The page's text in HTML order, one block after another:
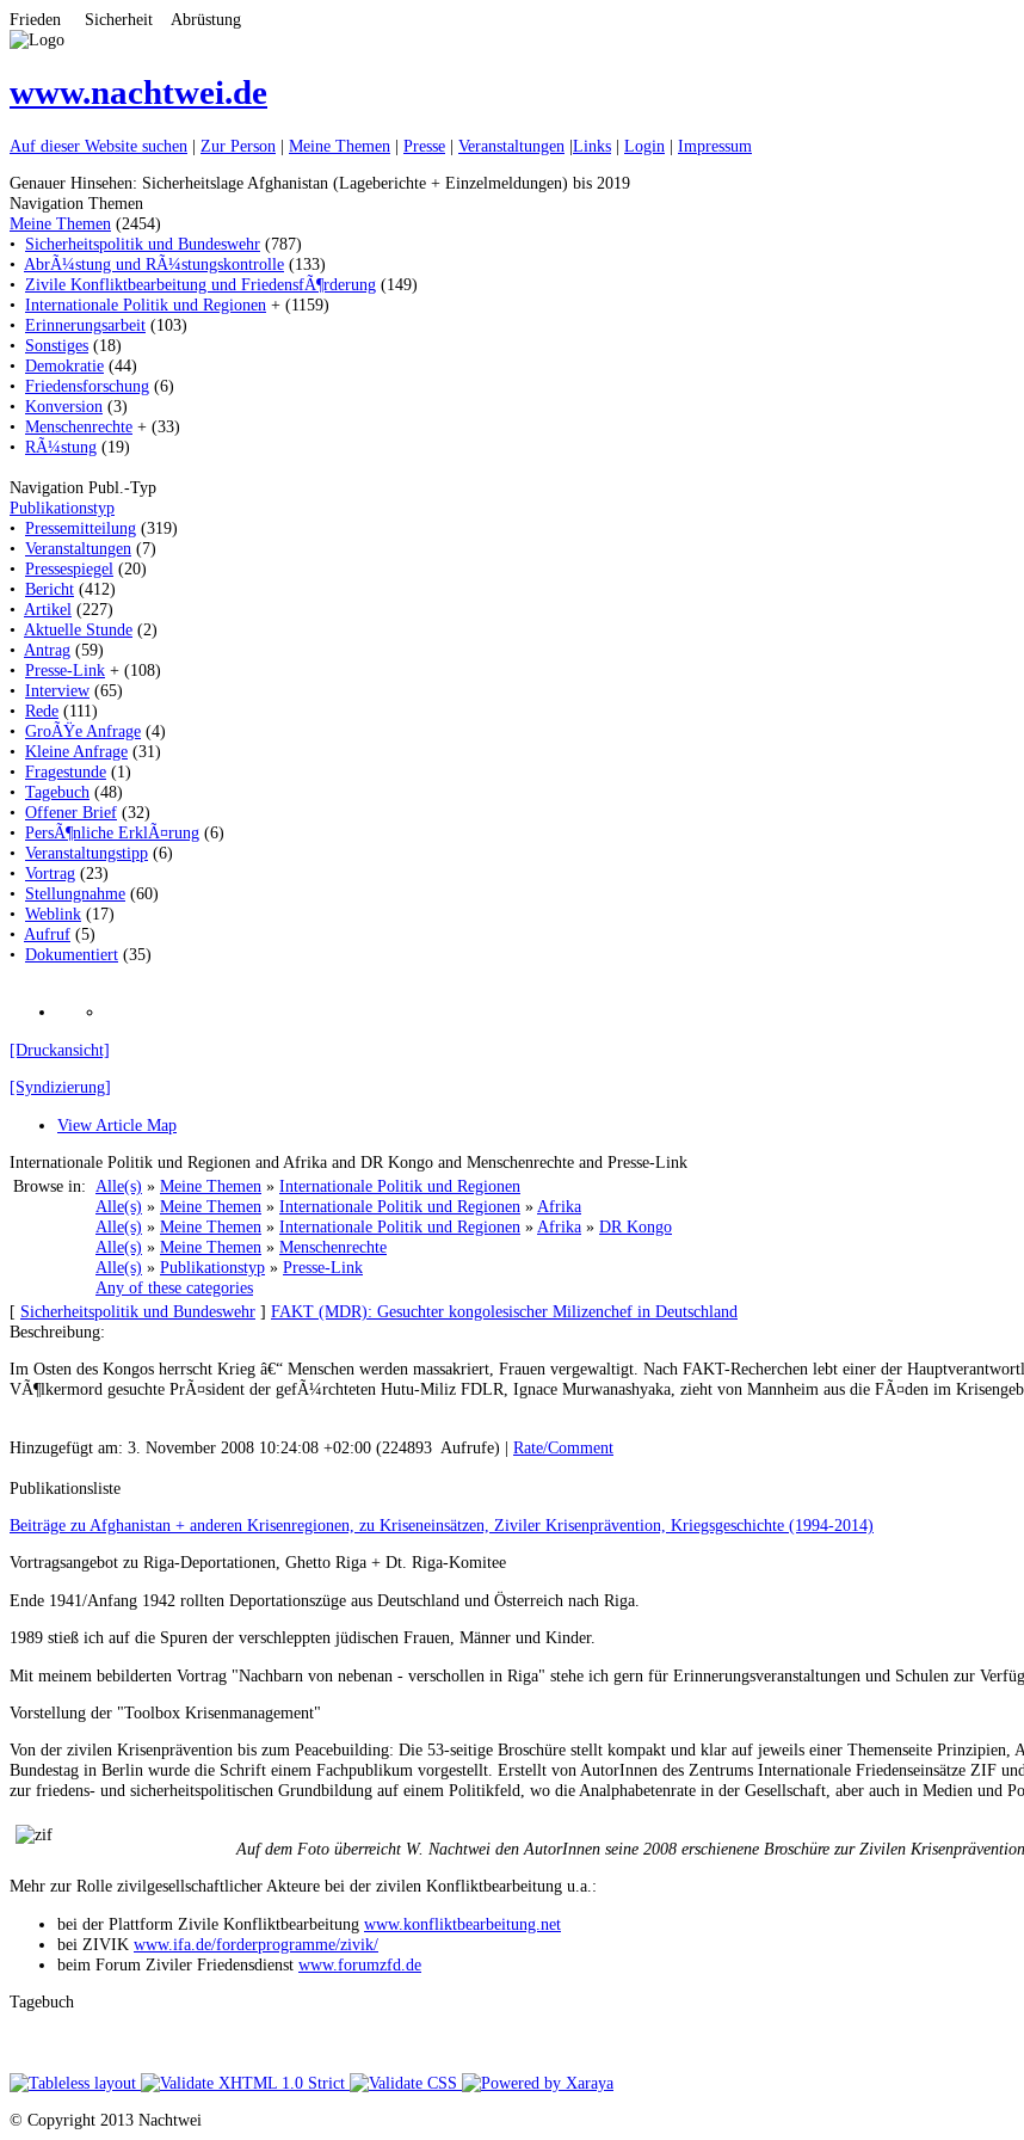
Frieden Sicherheit Abrüstung
www.nachtwei.de
Auf dieser Website suchen | Zur Person | Meine Themen | Presse | Veranstaltungen |Links | Login | Impressum
Genauer Hinsehen: Sicherheitslage Afghanistan (Lageberichte + Einzelmeldungen) bis 2019
Navigation Themen
Meine Themen (2454)
• Sicherheitspolitik und Bundeswehr (787)
• AbrÃ¼stung und RÃ¼stungskontrolle (133)
• Zivile Konfliktbearbeitung und FriedensfÃ¶rderung (149)
• Internationale Politik und Regionen + (1159)
• Erinnerungsarbeit (103)
• Sonstiges (18)
• Demokratie (44)
• Friedensforschung (6)
• Konversion (3)
• Menschenrechte + (33)
• RÃ¼stung (19)
Navigation Publ.-Typ
Publikationstyp
• Pressemitteilung (319)
• Veranstaltungen (7)
• Pressespiegel (20)
• Bericht (412)
• Artikel (227)
• Aktuelle Stunde (2)
• Antrag (59)
• Presse-Link + (108)
• Interview (65)
• Rede (111)
• GroÃŸe Anfrage (4)
• Kleine Anfrage (31)
• Fragestunde (1)
• Tagebuch (48)
• Offener Brief (32)
• PersÃ¶nliche ErklÃ¤rung (6)
• Veranstaltungstipp (6)
• Vortrag (23)
• Stellungnahme (60)
• Weblink (17)
• Aufruf (5)
• Dokumentiert (35)
[Druckansicht]
[Syndizierung]
View Article Map
Internationale Politik und Regionen and Afrika and DR Kongo and Menschenrechte and Presse-Link
Browse in:
Alle(s) » Meine Themen » Internationale Politik und Regionen
Alle(s) » Meine Themen » Internationale Politik und Regionen » Afrika
Alle(s) » Meine Themen » Internationale Politik und Regionen » Afrika » DR Kongo
Alle(s) » Meine Themen » Menschenrechte
Alle(s) » Publikationstyp » Presse-Link
Any of these categories
[ Sicherheitspolitik und Bundeswehr ] FAKT (MDR): Gesuchter kongolesischer Milizenchef in Deutschland
Beschreibung:
Im Osten des Kongos herrscht Krieg â€“ Menschen werden massakriert, Frauen vergewaltigt. Nach FAKT-Recherchen lebt einer der
VÃ¶lkermord gesuchte PrÃ¤sident der gefÃ¼rchteten Hutu-Miliz FDLR, Ignace Murwanashyaka, zieht von Mannheim aus die FÃ¤den im
Hinzugefügt am: 3. November 2008 10:24:08 +02:00 (224893 Aufrufe) | Rate/Comment
Publikationsliste
Beiträge zu Afghanistan + anderen Krisenregionen, zu Kriseneinsätzen, Ziviler Krisenprävention, Kriegsgeschichte (1994-2014)
Vortragsangebot zu Riga-Deportationen, Ghetto Riga + Dt. Riga-Komitee
Ende 1941/Anfang 1942 rollten Deportationszüge aus Deutschland und Österreich nach Riga.
1989 stieß ich auf die Spuren der verschleppten jüdischen Frauen, Männer und Kinder.
Mit meinem bebilderten Vortrag "Nachbarn von nebenan - verschollen in Riga" stehe ich gern für Erinnerungsveranstaltungen und Schulen zur
Vorstellung der "Toolbox Krisenmanagement"
Von der zivilen Krisenprävention bis zum Peacebuilding: Die 53-seitige Broschüre stellt kompakt und klar auf jeweils einer Themenseite
Bundestag in Berlin wurde die Schrift einem Fachpublikum vorgestellt. Erstellt von AutorInnen des Zentrums Internationale Friedenseinsätze ZIF
zur friedens- und sicherheitspolitischen Grundbildung auf einem Politikfeld, wo die Analphabetenrate in der Gesellschaft, aber auch in Medien und
Auf dem Foto überreicht W. Nachtwei den AutorInnen seine 2008 erschienene Broschüre zur Zivilen
Mehr zur Rolle zivilgesellschaftlicher Akteure bei der zivilen Konfliktbearbeitung u.a.:
bei der Plattform Zivile Konfliktbearbeitung www.konfliktbearbeitung.net
bei ZIVIK www.ifa.de/forderprogramme/zivik/
beim Forum Ziviler Friedensdienst www.forumzfd.de
Tagebuch
© Copyright 2013 Nachtwei